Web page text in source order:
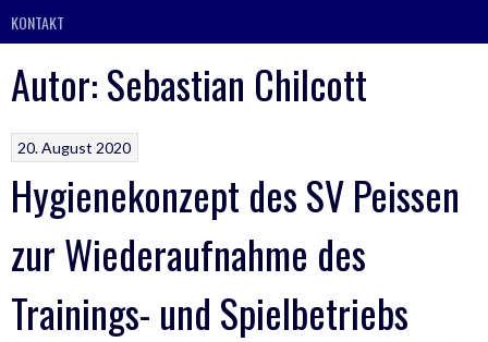
KONTAKT
Autor:Sebastian Chilcott
20. August 2020
Hygienekonzept des SV Peissen
zur Wiederaufnahme des
Trainings- und Spielbetriebs